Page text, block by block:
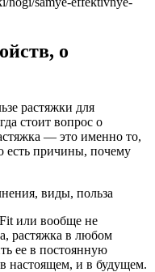
о
растяжки для
стоит вопрос о
— это именно то,
есть причины, почему
или вообще не
растяжка в любом
ее в постоянную
настоящем, и в будущем.